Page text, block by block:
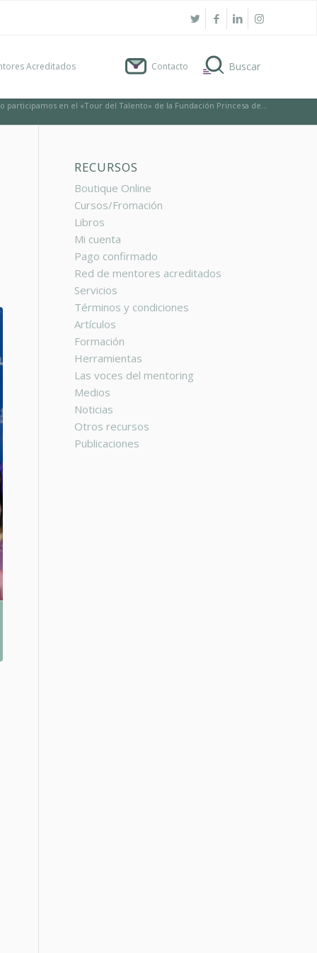
Acreditados Contacto
participamos en el «Tour del Talento» de la Fundación Princesa de...
RECURSOS
Boutique Online
Cursos/Fromación
Libros
Mi cuenta
Pago confirmado
Red de mentores acreditados
Servicios
Términos y condiciones
Artículos
Formación
Herramientas
Las voces del mentoring
Medios
Noticias
Otros recursos
Publicaciones